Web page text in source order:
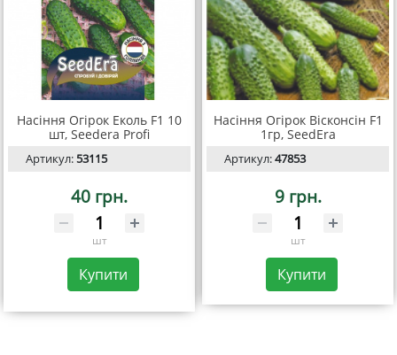
Насіння Огірок Еколь F1 10
шт, Seedera Profi
Артикул:53115
40 грн.
шт
Купити
Насіння Огірок Вісконсін F1
1гр, SeedEra
Артикул:47853
9 грн.
шт
Купити